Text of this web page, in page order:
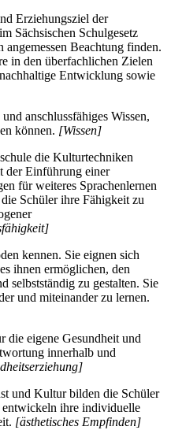
Erziehungsziel der
Sächsischen Schulgesetz
Beachtung finden.
in den überfachlichen Zielen
Entwicklung sowie
anschlussfähiges Wissen,
können. [Wissen]
die Kulturtechniken
der Einführung einer
für weiteres Sprachenlernen
Schüler ihre Fähigkeit zu
kennen. Sie eignen sich
ihnen ermöglichen, den
selbstständig zu gestalten. Sie
und miteinander zu lernen.
die eigene Gesundheit und
innerhalb und
und Kultur bilden die Schüler
entwickeln ihre individuelle
[ästhetisches Empfinden]